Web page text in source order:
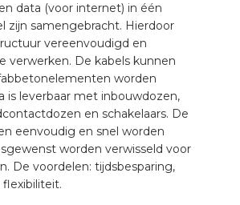
data (voor internet) in één
zijn samengebracht. Hierdoor
vereenvoudigd en
verwerken. De kabels kunnen
worden
is leverbaar met inbouwdozen,
en schakelaars. De
eenvoudig en snel worden
worden verwisseld voor
De voordelen: tijdsbesparing,